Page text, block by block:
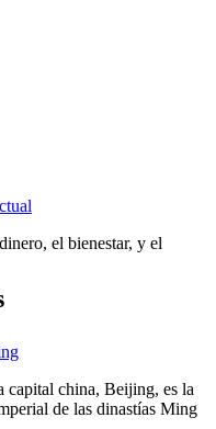
el bienestar, y el
capital china, Beijing, es la
de las dinastías Ming